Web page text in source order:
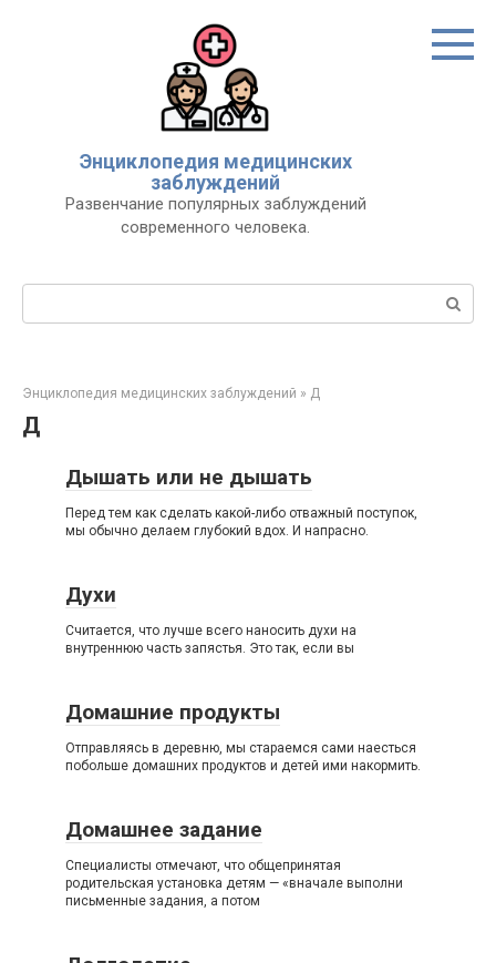
Энциклопедия медицинских
заблуждений
Развенчание популярных заблуждений
современного человека.
Поиск:
Энциклопедия медицинских заблуждений » Д
Д
Дышать или не дышать
Перед тем как сделать какой-либо отважный поступок,
мы обычно делаем глубокий вдох. И напрасно.
Духи
Считается, что лучше всего наносить духи на
внутреннюю часть запястья. Это так, если вы
Домашние продукты
Отправляясь в деревню, мы стараемся сами наесться
побольше домашних продуктов и детей ими накормить.
Домашнее задание
Специалисты отмечают, что общепринятая
родительская установка детям — «вначале выполни
письменные задания, а потом